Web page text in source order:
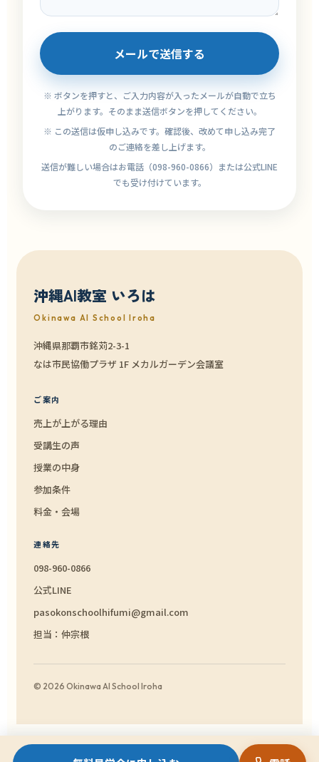
メールで送信する
※ ボタンを押すと、ご入力内容が入ったメールが自動で立ち
上がります。そのまま送信ボタンを押してください。
※ この送信は仮申し込みです。確認後、改めて申し込み完了
のご連絡を差し上げます。
送信が難しい場合はお電話（098-960-0866）または公式LINE
でも受け付けています。
沖縄AI教室 いろは
Okinawa AI School Iroha
沖縄県那覇市銘苅2-3-1
なは市民協働プラザ 1F メカルガーデン会議室
ご案内
売上が上がる理由
受講生の声
授業の中身
参加条件
料金・会場
連絡先
098-960-0866
公式LINE
pasokonschoolhifumi@gmail.com
担当：仲宗根
© 2026 Okinawa AI School Iroha